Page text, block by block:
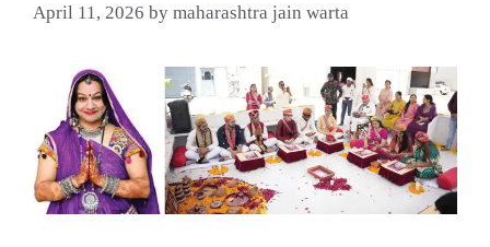
April 11, 2026 by maharashtra jain warta